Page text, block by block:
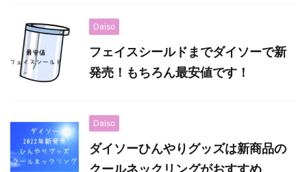
Daiso
フェイスシールドまでダイソーで新
発売！もちろん最安値です！
Daiso
ダイソーひんやりグッズは新商品の
クールネックリングがおすすめ